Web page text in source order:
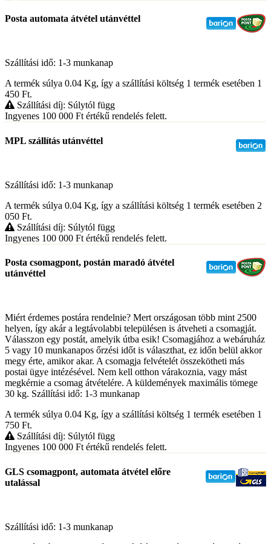
Posta automata átvétel utánvéttel
Szállítási idő: 1-3 munkanap
A termék súlya 0.04 Kg, így a szállítási költség 1 termék esetében 1
450 Ft.
Szállítási díj: Súlytól függ
Ingyenes 100 000 Ft értékű rendelés felett.
MPL szállítás utánvéttel
Szállítási idő: 1-3 munkanap
A termék súlya 0.04 Kg, így a szállítási költség 1 termék esetében 2
050 Ft.
Szállítási díj: Súlytól függ
Ingyenes 100 000 Ft értékű rendelés felett.
Posta csomagpont, postán maradó átvétel
utánvéttel
Miért érdemes postára rendelnie? Mert országosan több mint 2500
helyen, így akár a legtávolabbi településen is átveheti a csomagját.
Válasszon egy postát, amelyik útba esik! Csomagjához a webáruház
5 vagy 10 munkanapos őrzési időt is választhat, ez időn belül akkor
megy érte, amikor akar. A csomagja felvételét összekötheti más
postai ügye intézésével. Nem kell otthon várakoznia, vagy mást
megkérnie a csomag átvételére. A küldemények maximális tömege
30 kg. Szállítási idő: 1-3 munkanap
A termék súlya 0.04 Kg, így a szállítási költség 1 termék esetében 1
750 Ft.
Szállítási díj: Súlytól függ
Ingyenes 100 000 Ft értékű rendelés felett.
GLS csomagpont, automata átvétel előre
utalással
Szállítási idő: 1-3 munkanap